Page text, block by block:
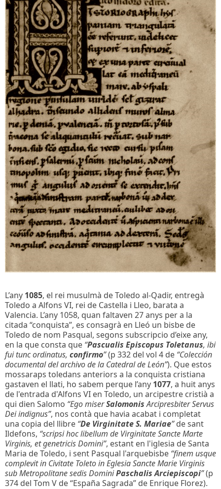
L’any 1085, el rei musulmà de Toledo al-Qadir, entregà
Toledo a Alfons VI, rei de Castella i Lleo, barata a
Valencia. L’any 1058, quan faltaven 27 anys per a la
citada “conquista”, es consagrà en Lleó un bisbe de
Toledo de nom Pasqual, segons subscripcio d’eixe any,
en la que consta que “Pascualis Episcopus Toletanus, ibi
fui tunc ordinatus, confirmo”(p 332 del vol 4 de “Colección
documental del archivo de la Catedral de León”). Que estos
mossaraps toledans anteriors a la conquista cristiana
gastaven el llati, ho sabem perque l’any 1077, a huit anys
de l'entrada d'Alfons VI en Toledo, un arcipestre cristià a
qui dien Salomo “Ego miserSalomonisArcipresbiter Servus
Dei indignus”, nos contà que havia acabat i completat
una copia del llibre “De Virginitate S. Mariae”de sant
Ildefons, “scripsi hoc libellum de Virginitate Sancte Marte
Virginis, et genetricis Domini”, estant en l'iglesia de Santa
Maria de Toledo, i sent Pasqual l'arquebisbe “finem usque
complevit in Civitate Toleto in Eglesia Sancte Marie Virginis
sub Metropolitane sedis DominiPaschalis Arciepiscopi”(p
374 del Tom V de “España Sagrada” de Enrique Florez).